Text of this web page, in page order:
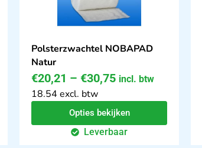
Polsterzwachtel NOBAPAD
Natur
€20,21 – €30,75 incl. btw
18.54 excl. btw
Opties bekijken
Leverbaar